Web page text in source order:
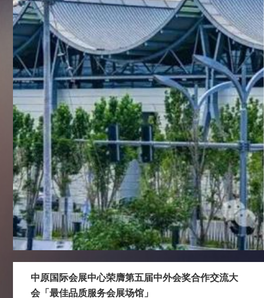
中原国际会展中心荣膺第五届中外会奖合作交流大
会「最佳品质服务会展场馆」